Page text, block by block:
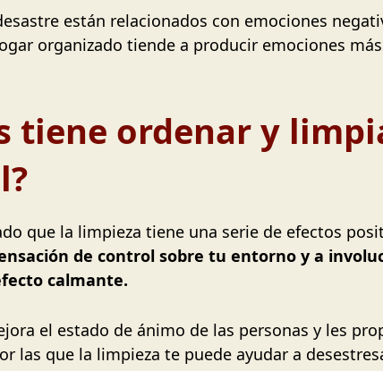
están relacionados con emociones
organizado tiende a producir emociones
tiene ordenar y
que la limpieza tiene una serie de efectos
de control sobre tu entorno y a
calmante.
el estado de ánimo de las personas y les
las que la limpieza te puede ayudar a